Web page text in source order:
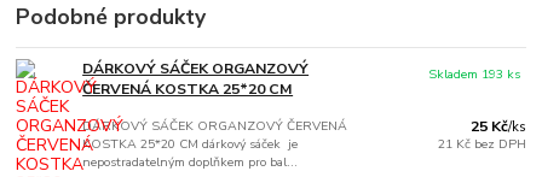
Podobné produkty
DÁRKOVÝ SÁČEK ORGANZOVÝ
ČERVENÁ KOSTKA 25*20 CM
DÁRKOVÝ SÁČEK ORGANZOVÝ ČERVENÁ
KOSTKA 25*20 CM dárkový sáček je
nepostradatelným doplňkem pro bal...
25 Kč/ks
21 Kč bez DPH
Skladem 193 ks